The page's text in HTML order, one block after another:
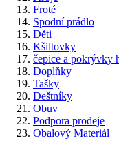
Froté
Spodní prádlo
Děti
Kšiltovky
čepice a pokrývky
Doplňky
Tašky
Deštníky
Obuv
Podpora prodeje
Obalový Materiál